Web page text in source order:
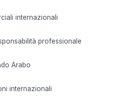
internazionali
professionale
Arabo
internazionali